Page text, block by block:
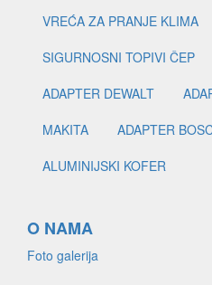
VREĆA ZA PRANJE KLIMA
SIGURNOSNI TOPIVI ČEP
ADAPTER DEWALT
MAKITA
ADAPTER
ALUMINIJSKI KOFER
O NAMA
Foto galerija